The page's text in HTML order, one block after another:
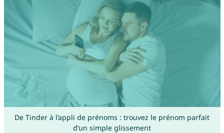
De Tinder à l’appli de prénoms : trouvez le prénom parfait
d’un simple glissement